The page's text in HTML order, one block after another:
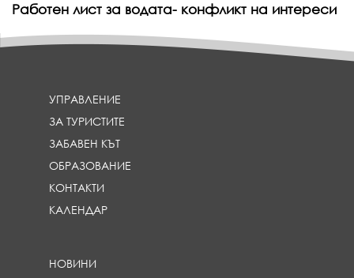
Работен лист за водата- конфликт на интереси
УПРАВЛЕНИЕ
ЗА ТУРИСТИТЕ
ЗАБАВЕН КЪТ
ОБРАЗОВАНИЕ
КОНТАКТИ
КАЛЕНДАР
НОВИНИ